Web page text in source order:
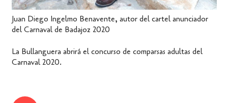
Juan Diego Ingelmo Benavente, autor del cartel anunciador
del Carnaval de Badajoz 2020
La Bullanguera abrirá el concurso de comparsas adultas del
Carnaval 2020.